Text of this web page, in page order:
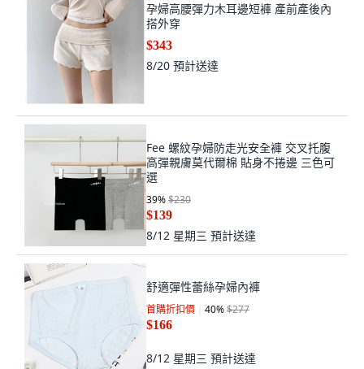
孕婦高腰彈力木耳邊短褲 產前產後內
搭外穿
$343
8/20 預計送達
Fee 螺紋孕婦防走光安全褲 交叉托腹
高彈親膚莫代爾棉 貼身不捲邊 三色可
選
39%$230
$139
8/12 星期三 預計送達
舒適彈性蕾絲孕婦內褲
首購折扣價 40%$277
$166
8/12 星期三 預計送達